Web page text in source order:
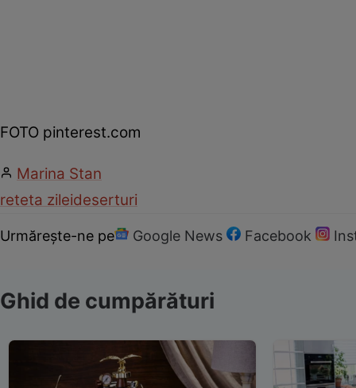
FOTO pinterest.com
Marina Stan
reteta zileideserturi
Urmărește-ne pe Google News Facebook
Ghid de cumpărături